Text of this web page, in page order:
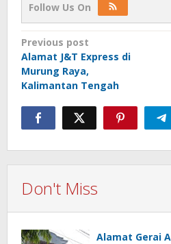
Follow Us On
Post
navigation
Previous post
Alamat J&T Express di
Murung Raya,
Kalimantan Tengah
Don't Miss
Alamat Gerai